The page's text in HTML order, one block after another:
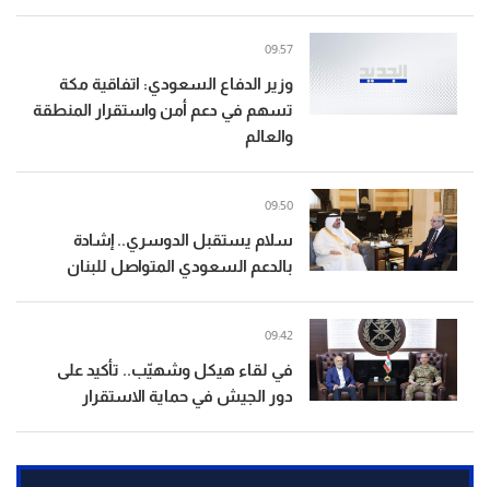
وزير الدفاع السعودي: اتفاقية مكة
تسهم في دعم أمن واستقرار المنطقة
والعالم
09:57
سلام يستقبل الدوسري.. إشادة
بالدعم السعودي المتواصل للبنان
09:50
في لقاء هيكل وشهيّب.. تأكيد على
دور الجيش في حماية الاستقرار
09:42